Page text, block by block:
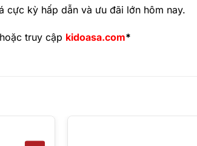
kỳ hấp dẫn và ưu đãi lớn hôm nay.
hoặc truy cập kidoasa.com*